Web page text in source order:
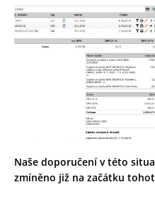
Naše doporučení v této
zmíněno již na začátku